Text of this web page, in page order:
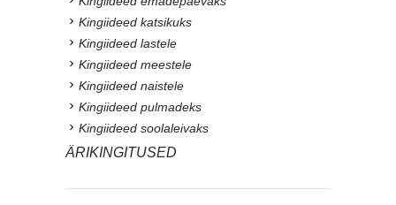
Kingiideed katsikuks
Kingiideed lastele
Kingiideed meestele
Kingiideed naistele
Kingiideed pulmadeks
Kingiideed soolaleivaks
ÄRIKINGITUSED